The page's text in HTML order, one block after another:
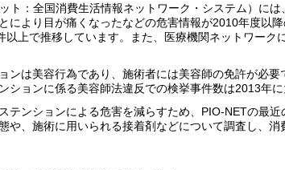
ト：全国消費生活情報ネットワーク・システム）には
により目が痛くなったなどの危害情報が2010年度以
以上で推移しています。また、医療機関ネットワーク
ンは美容行為であり、施術者には美容師の免許が必要
ションに係る美容師法違反での検挙事件数は2013年に
テンションによる危害を減らすため、PIO-NETの最近
や、施術に用いられる接着剤などについて調査し、消